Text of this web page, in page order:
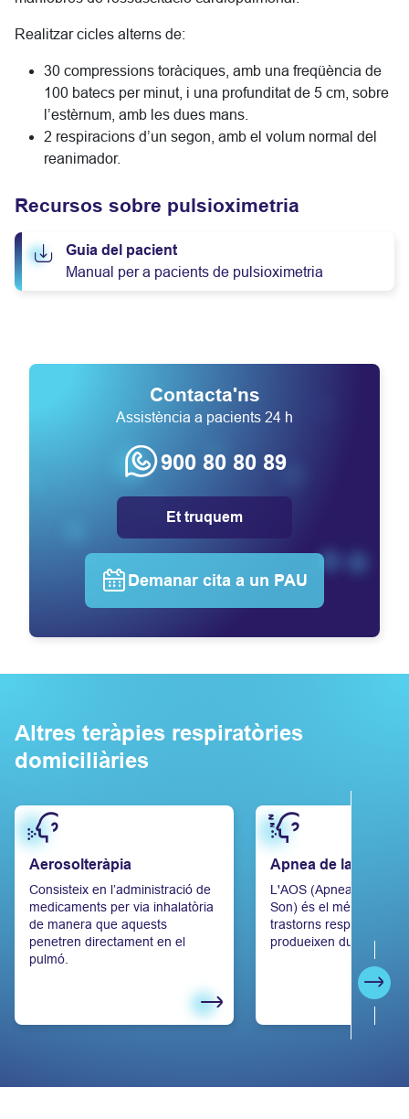
Realitzar cicles alterns de:
30 compressions toràciques, amb una freqüència de
100 batecs per minut, i una profunditat de 5 cm, sobre
l’estèrnum, amb les dues mans.
2 respiracions d’un segon, amb el volum normal del
reanimador.
Recursos sobre pulsioximetria
Guia del pacient
Manual per a pacients de pulsioximetria
Contacta'ns
Assistència a pacients 24 h
900 80 80 89
Et truquem
Demanar cita a un PAU
Altres teràpies respiratòries
domiciliàries
Aerosolteràpia
Consisteix en l’administració de
medicaments per via inhalatòria
de manera que aquests
penetren directament en el
pulmó.
Saber més
Apnea de la son
L'AOS (Apnea
Son) és el més
trastorns respiratoris
produeixen durant el
Saber més